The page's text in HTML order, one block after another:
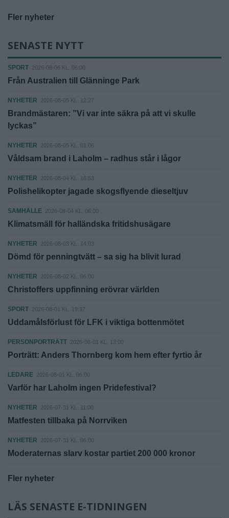
Fler nyheter
SENASTE NYTT
SPORT 2026-08-06 KL. 06:00
Från Australien till Glänninge Park
NYHETER 2026-08-05 KL. 12:27
Brandmästaren: ”Vi var inte säkra på att vi skulle
lyckas”
NYHETER 2026-08-05 KL. 01:06
Våldsam brand i Laholm – radhus står i lågor
NYHETER 2026-08-04 KL. 16:53
Polishelikopter jagade skogsflyende dieseltjuv
SAMHÄLLE 2026-08-04 KL. 06:00
Klimatsmäll för halländska fritidshusägare
NYHETER 2026-08-03 KL. 14:03
Dömd för penningtvätt – sa sig ha blivit lurad
NYHETER 2026-08-02 KL. 06:00
Christoffers uppfinning erövrar världen
SPORT 2026-08-01 KL. 19:37
Uddamålsförlust för LFK i viktiga bottenmötet
PERSONPORTRÄTT 2026-08-01 KL. 13:00
Porträtt: Anders Thornberg kom hem efter fyrtio år
LEDARE 2026-08-01 KL. 06:00
Varför har Laholm ingen Pridefestival?
NYHETER 2026-07-31 KL. 11:00
Matfesten tillbaka på Norrviken
NYHETER 2026-07-31 KL. 06:00
Moderaternas slarv kostar partiet 200 000 kronor
Fler nyheter
LÄS SENASTE E-TIDNINGEN